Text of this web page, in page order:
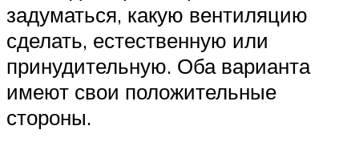
задуматься, какую вентиляцию
сделать, естественную или
принудительную. Оба варианта
имеют свои положительные
стороны.